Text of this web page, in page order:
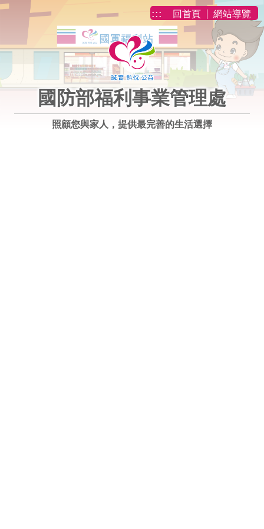
跳到主要內容
::: 回首頁 網站導覽
國防部福利事業管理處
照顧您與家人，提供最完善的生活選擇